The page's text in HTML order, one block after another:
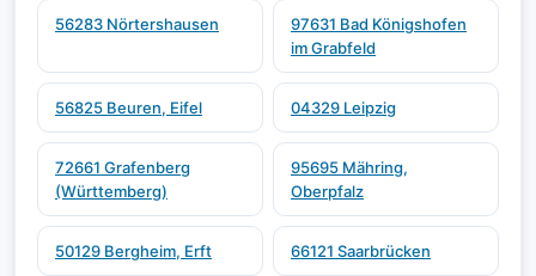
56283 Nörtershausen
97631 Bad Königshofen
im Grabfeld
56825 Beuren, Eifel 04329 Leipzig
72661 Grafenberg
(Württemberg)
95695 Mähring,
Oberpfalz
50129 Bergheim, Erft 66121 Saarbrücken